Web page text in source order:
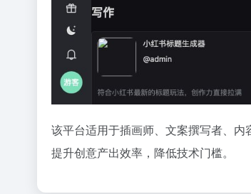
该平台适用于插画师、文案撰写者、
提升创意产出效率，降低技术门槛。